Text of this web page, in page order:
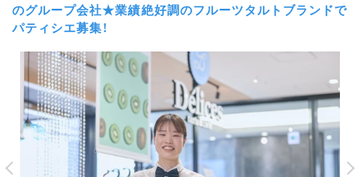
のグループ会社★業績絶好調のフルーツタルトブランドで
パティシエ募集！